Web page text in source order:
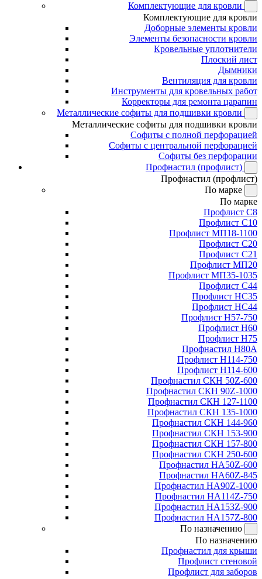
Комплектующие для кровли
Комплектующие для кровли
Доборные элементы кровли
Элементы безопасности кровли
Кровельные уплотнители
Плоский лист
Дымники
Вентиляция для кровли
Инструменты для кровельных работ
Корректоры для ремонта царапин
Металлические софиты для подшивки кровли
Металлические софиты для подшивки кровли
Софиты с полной перфорацией
Софиты с центральной перфорацией
Софиты без перфорации
Профнастил (профлист)
Профнастил (профлист)
По марке
По марке
Профлист С8
Профлист С10
Профлист МП18-1100
Профлист С20
Профлист С21
Профлист МП20
Профлист МП35-1035
Профлист С44
Профлист НС35
Профлист НС44
Профлист Н57-750
Профлист Н60
Профлист Н75
Профнастил Н80А
Профлист Н114-750
Профлист Н114-600
Профнастил СКН 50Z-600
Профнастил СКН 90Z-1000
Профнастил СКН 127-1100
Профнастил СКН 135-1000
Профнастил СКН 144-960
Профнастил СКН 153-900
Профнастил СКН 157-800
Профнастил СКН 250-600
Профнастил НА50Z-600
Профнастил НА60Z-845
Профнастил НА90Z-1000
Профнастил НА114Z-750
Профнастил НА153Z-900
Профнастил НА157Z-800
По назначению
По назначению
Профнастил для крыши
Профлист стеновой
Профлист для заборов